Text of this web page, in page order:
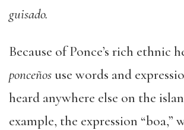
guisado.
Because of Ponce’s rich ethnic
ponceños use words and
heard anywhere else on the
example, the expression “boa,”